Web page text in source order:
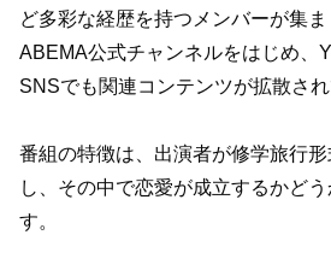
ど多彩な経歴を持つメンバーが集
ABEMA公式チャンネルをはじめ、
SNSでも関連コンテンツが拡散され
番組の特徴は、出演者が修学旅行
し、その中で恋愛が成立するかど
す。